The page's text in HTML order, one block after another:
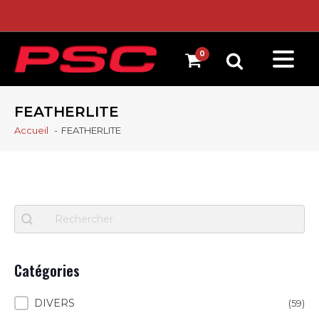
FEATHERLITE
Accueil FEATHERLITE
Recherche
Search content
Catégories
Catégories
DIVERS (59)